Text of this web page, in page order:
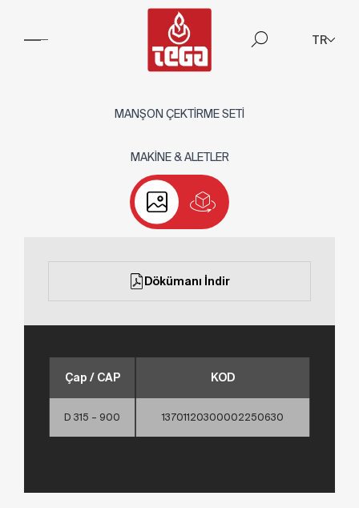
TR
MANŞON ÇEKTİRME SETİ
MAKİNE & ALETLER
Dökümanı İndir
Çap / CAP KOD
D 315 – 900 13701120300002250630